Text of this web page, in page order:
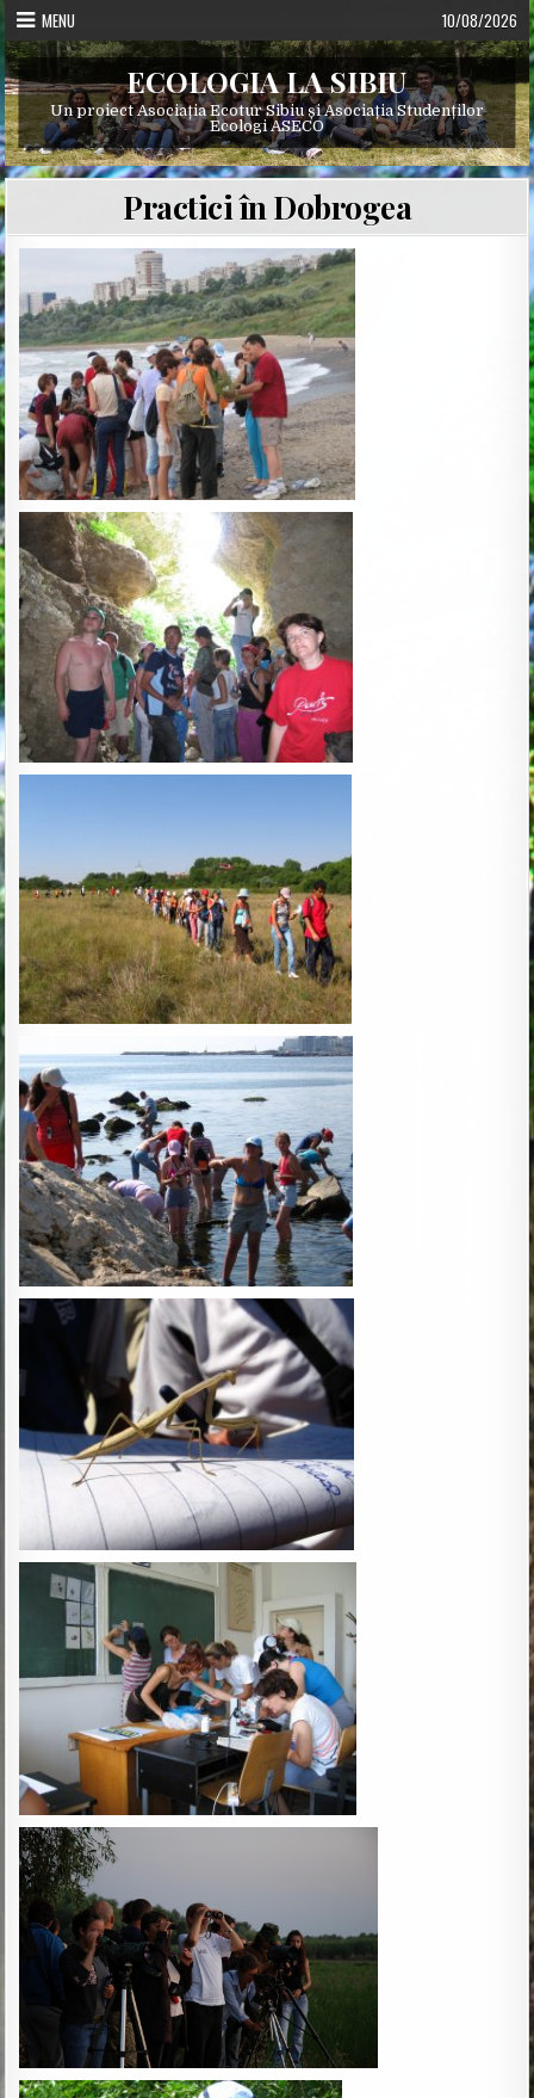
Skip
content
MENU 10/08/2026
ECOLOGIA LA SIBIU
Un proiect Asociația Ecotur Sibiu și Asociația Studenților
Ecologi ASECO
Practici în Dobrogea